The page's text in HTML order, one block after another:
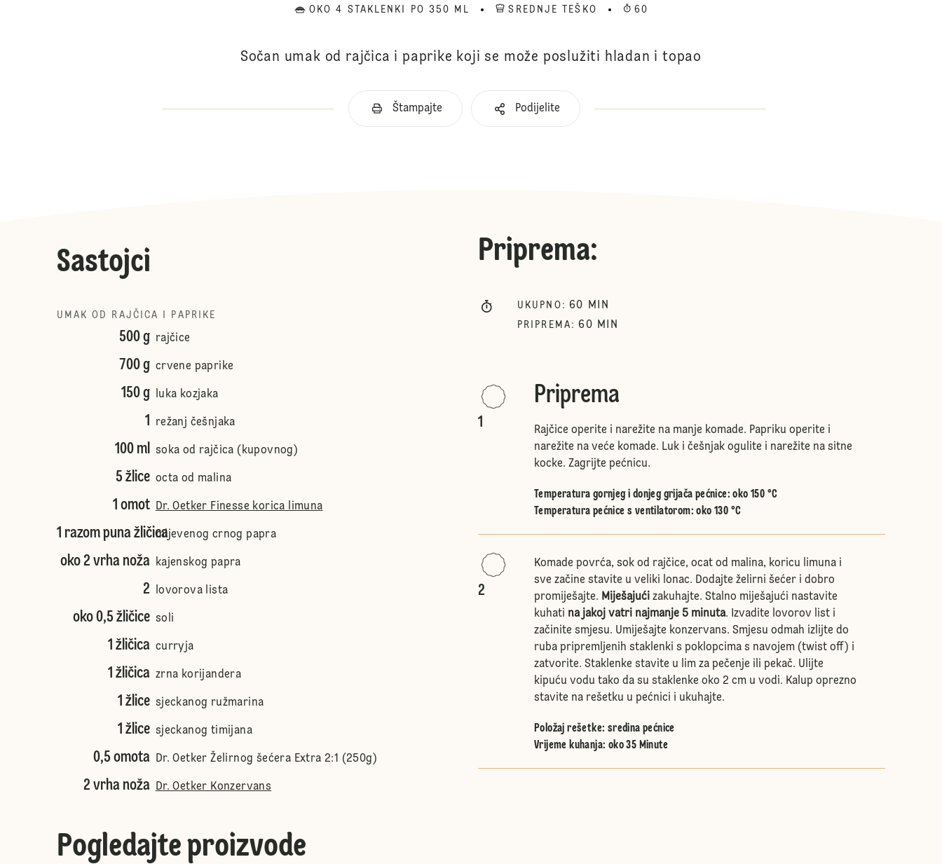
OKO 4 STAKLENKI PO 350 ML SREDNJE TEŠKO 60
Sočan umak od rajčica i paprike koji se može poslužiti hladan i topao
Štampajte Podijelite
Sastojci
UMAK OD RAJČICA I PAPRIKE
500 g rajčice
700 g crvene paprike
150 g luka kozjaka
1 režanj češnjaka
100 ml soka od rajčica (kupovnog)
5 žlice octa od malina
1 omot Dr. Oetker Finesse korica limuna
1 razom puna žličicamljevenog crnog papra
oko 2 vrha noža kajenskog papra
2 lovorova lista
oko 0,5 žličice soli
1 žličica curryja
1 žličica zrna korijandera
1 žlice sjeckanog ružmarina
1 žlice sjeckanog timijana
0,5 omota Dr. Oetker Želirnog šećera Extra 2:1 (250g)
2 vrha noža Dr. Oetker Konzervans
Pogledajte proizvode
Priprema:
UKUPNO : 60 MIN
PRIPREMA : 60 MIN
1
Priprema
Rajčice operite i narežite na manje komade. Papriku operite i
narežite na veće komade. Luk i češnjak ogulite i narežite na sitne
kocke. Zagrijte pećnicu.
Temperatura gornjeg i donjeg grijača pećnice: oko 150 °C
Temperatura pećnice s ventilatorom: oko 130 °C
2
Komade povrća, sok od rajčice, ocat od malina, koricu limuna i
sve začine stavite u veliki lonac. Dodajte želirni šećer i dobro
promiješajte. Miješajući zakuhajte. Stalno miješajući nastavite
kuhati na jakoj vatri najmanje 5 minuta. Izvadite lovorov list i
začinite smjesu. Umiješajte konzervans. Smjesu odmah izlijte do
ruba pripremljenih staklenki s poklopcima s navojem (twist off) i
zatvorite. Staklenke stavite u lim za pečenje ili pekač. Ulijte
kipuću vodu tako da su staklenke oko 2 cm u vodi. Kalup oprezno
stavite na rešetku u pećnici i ukuhajte.
Položaj rešetke: sredina pećnice
Vrijeme kuhanja: oko 35 Minute